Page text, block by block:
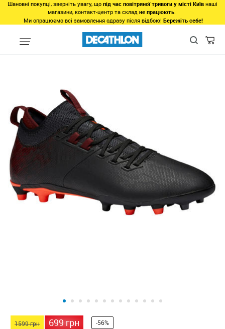
Шановні покупці, зверніть увагу, що під час повітряної тривоги у місті Київ наші
магазини, контакт-центр та склад не працюють.
Ми опрацюємо всі замовлення одразу після відбою! Бережіть себе!
Види спорту Командні види спорту Взуття для
1599 грн 699 грн -56%